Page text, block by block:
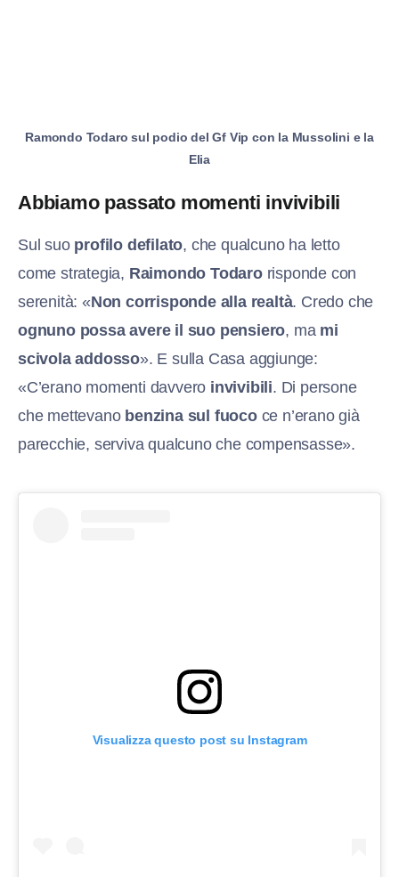
Ramondo Todaro sul podio del Gf Vip con la Mussolini e la
Elia
Abbiamo passato momenti invivibili
Sul suo profilo defilato, che qualcuno ha letto
come strategia, Raimondo Todarorisponde con
serenità: «Non corrisponde alla realtà. Credo che
ognuno possa avere il suo pensiero, ma mi
scivola addosso». E sulla Casa aggiunge:
«C’erano momenti davvero invivibili. Di persone
che mettevano benzina sul fuococe n’erano già
parecchie, serviva qualcuno che compensasse».
Visualizza questo post su Instagram